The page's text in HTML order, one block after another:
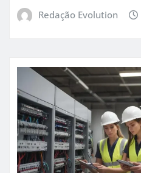
Redação Evolution